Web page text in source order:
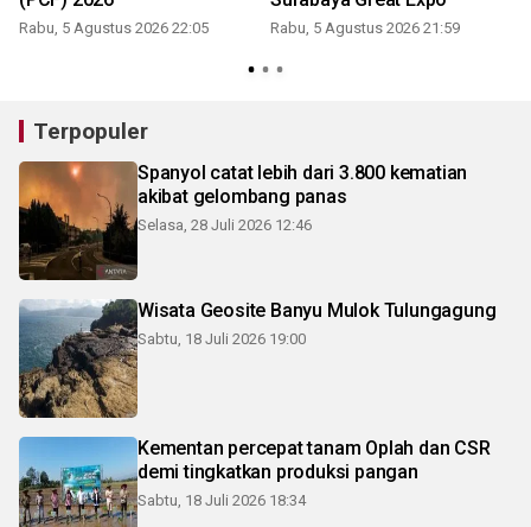
Rabu, 5 Agustus 2026 22:05 Rabu, 5 Agustus 2026 21:59
Terpopuler
Spanyol catat lebih dari 3.800 kematian
akibat gelombang panas
Selasa, 28 Juli 2026 12:46
Wisata Geosite Banyu Mulok Tulungagung
Sabtu, 18 Juli 2026 19:00
Kementan percepat tanam Oplah dan CSR
demi tingkatkan produksi pangan
Sabtu, 18 Juli 2026 18:34